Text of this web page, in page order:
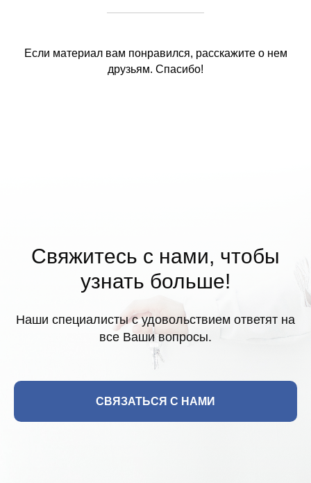
Если материал вам понравился, расскажите о нем
друзьям. Спасибо!
Свяжитесь с нами, чтобы
узнать больше!
Наши специалисты с удовольствием ответят на
все Ваши вопросы.
СВЯЗАТЬСЯ С НАМИ